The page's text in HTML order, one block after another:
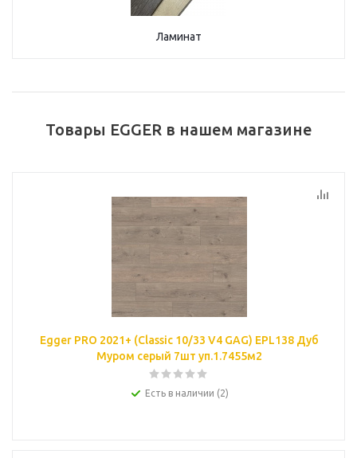
Ламинат
Товары EGGER в нашем магазине
Egger PRO 2021+ (Classic 10/33 V4 GAG) EPL138 Дуб
Муром серый 7шт уп.1.7455м2
Есть в наличии (2)